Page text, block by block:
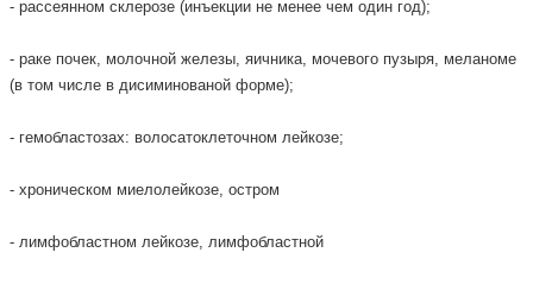
- рассеянном склерозе (инъекции не менее чем один год);
- раке почек, молочной железы, яичника, мочевого пузыря, меланоме
(в том числе в дисиминованой форме);
- гемобластозах: волосатоклеточном лейкозе;
- хроническом миелолейкозе, остром
- лимфобластном лейкозе, лимфобластной